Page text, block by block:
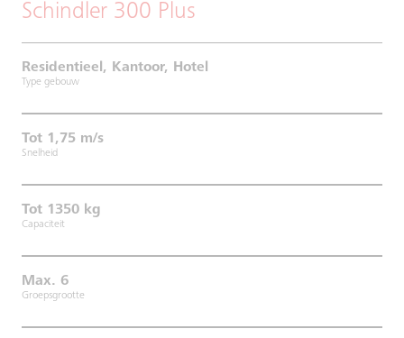
Schindler 300 Plus
Residentieel, Kantoor, Hotel
Type gebouw
Tot 1,75 m/s
Snelheid
Tot 1350 kg
Capaciteit
Max. 6
Groepsgrootte